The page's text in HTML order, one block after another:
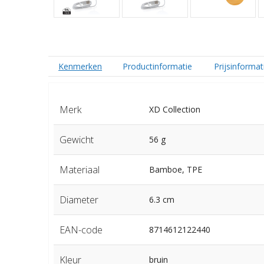
Kenmerken Productinformatie
Merk XD Collection
Gewicht 56 g
Materiaal Bamboe, TPE
Diameter 6.3 cm
EAN-code 8714612122440
Kleur bruin